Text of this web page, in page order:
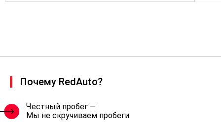
Почему RedAuto?
Честный пробег —
Мы не скручиваем пробеги